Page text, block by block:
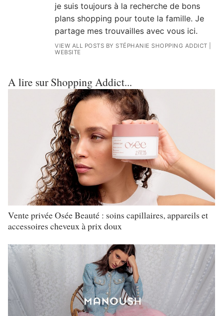
je suis toujours à la recherche de bons
plans shopping pour toute la famille. Je
partage mes trouvailles avec vous ici.
VIEW ALL POSTS BY STÉPHANIE SHOPPING ADDICT
WEBSITE
A lire sur Shopping Addict...
Vente privée Osée Beauté : soins capillaires, appareils et
accessoires cheveux à prix doux